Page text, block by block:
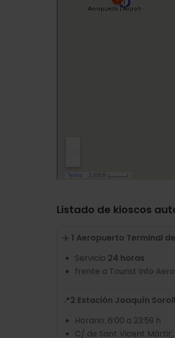
Listado de kioscos
✈️ 1 Aeropuerto Terminal
Servicio 24 horas
frente a Tourist Info
📍2 Estación Joaquín
Horario: 6:00 a 23:59 h
C/ de Sant Vicent Màrtir,